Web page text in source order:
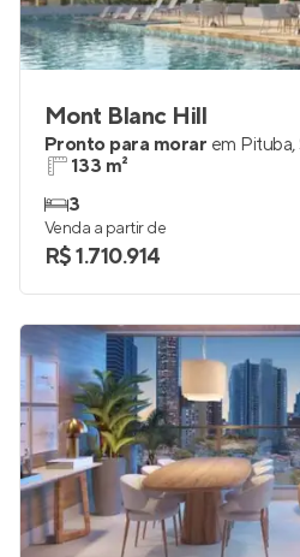
Mont Blanc Hill
Pronto para morar em Pituba,
133 m²
3
Venda a partir de
R$ 1.710.914